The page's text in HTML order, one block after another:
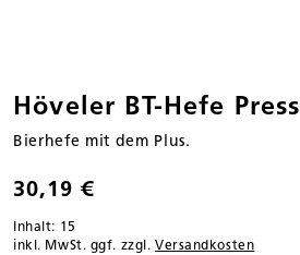
Höveler BT-Hefe Press
Bierhefe mit dem Plus.
30,19 €
Inhalt: 15
inkl. MwSt. ggf. zzgl. Versandkosten